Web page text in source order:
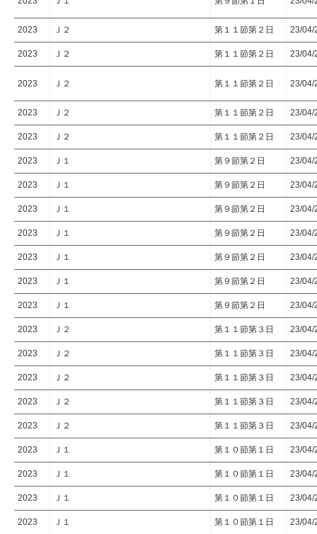
2023 Ｊ２ 第１１節第２日 23/04/
2023 Ｊ２ 第１１節第２日 23/04/
2023 Ｊ２ 第１１節第２日 23/04/
2023 Ｊ２ 第１１節第２日 23/04/
2023 Ｊ２ 第１１節第２日 23/04/
2023 Ｊ１ 第９節第２日 23/04/
2023 Ｊ１ 第９節第２日 23/04/
2023 Ｊ１ 第９節第２日 23/04/
2023 Ｊ１ 第９節第２日 23/04/
2023 Ｊ１ 第９節第２日 23/04/
2023 Ｊ１ 第９節第２日 23/04/
2023 Ｊ１ 第９節第２日 23/04/
2023 Ｊ２ 第１１節第３日 23/04/
2023 Ｊ２ 第１１節第３日 23/04/
2023 Ｊ２ 第１１節第３日 23/04/
2023 Ｊ２ 第１１節第３日 23/04/
2023 Ｊ２ 第１１節第３日 23/04/
2023 Ｊ１ 第１０節第１日 23/04/
2023 Ｊ１ 第１０節第１日 23/04/
2023 Ｊ１ 第１０節第１日 23/04/
2023 Ｊ１ 第１０節第１日 23/04/